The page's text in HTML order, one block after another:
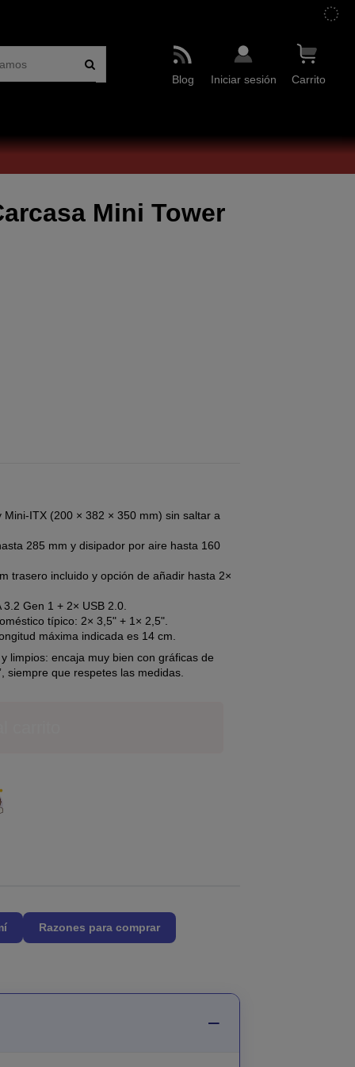
Blog Iniciar sesión Carrito
Mini Tower
ITX (200 × 382 × 350 mm) sin saltar a
285 mm y disipador por aire hasta 160
trasero incluido y opción de añadir hasta 2×
Gen 1 + 2× USB 2.0.
típico: 2× 3,5" + 1× 2,5".
máxima indicada es 14 cm.
limpios: encaja muy bien con gráficas de
siempre que respetes las medidas.
Razones para comprar